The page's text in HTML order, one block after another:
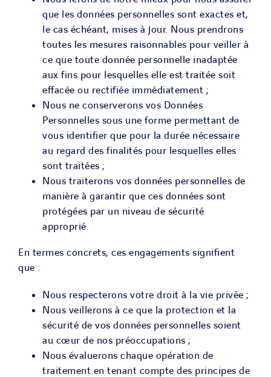
que les données personnelles sont exactes et,
le cas échéant, mises à jour. Nous prendrons
toutes les mesures raisonnables pour veiller à
ce que toute donnée personnelle inadaptée
aux fins pour lesquelles elle est traitée soit
effacée ou rectifiée immédiatement ;
Nous ne conserverons vos Données
Personnelles sous une forme permettant de
vous identifier que pour la durée nécessaire
au regard des finalités pour lesquelles elles
sont traitées ;
Nous traiterons vos données personnelles de
manière à garantir que ces données sont
protégées par un niveau de sécurité
approprié.
En termes concrets, ces engagements signifient
que :
Nous respecterons votre droit à la vie privée ;
Nous veillerons à ce que la protection et la
sécurité de vos données personnelles soient
au cœur de nos préoccupations ;
Nous évaluerons chaque opération de
traitement en tenant compte des principes de